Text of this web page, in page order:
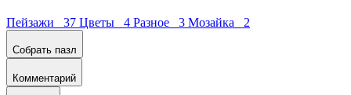
Пейзажи 37 Цветы 4 Разное 3 Мозайка 2
Собрать пазл
Комментарий